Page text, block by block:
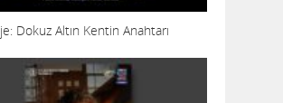
Dokuz Altın Kentin Anahtarı